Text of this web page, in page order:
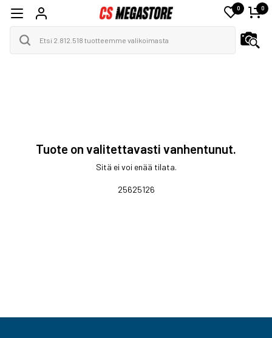
0 0
Tuote on valitettavasti vanhentunut.
Sitä ei voi enää tilata.
25625126